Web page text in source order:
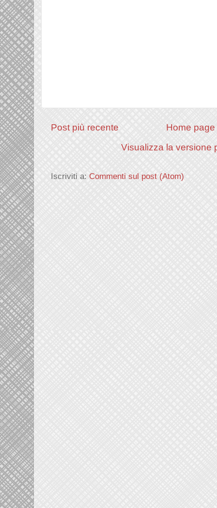
Post più recente
Home page
Visualizza la versione
Iscriviti a: Commenti sul post (Atom)